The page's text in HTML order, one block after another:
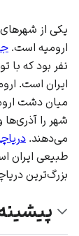
یکی از
ارومیه است.
نفر بود که با
ایران است.
میان دشت
شهر را آذری‌ها
می‌دهند.
طبیعی ایران
بزرگ‌ترین